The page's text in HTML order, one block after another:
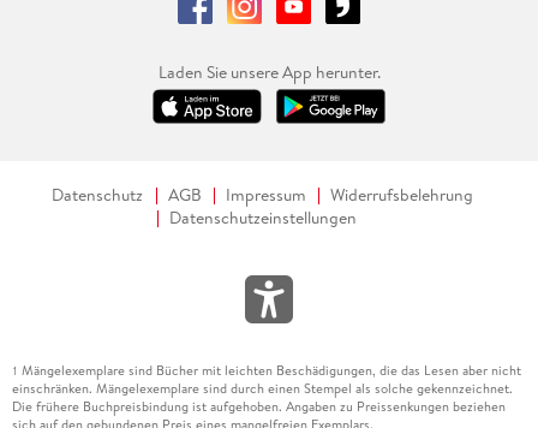
Laden Sie unsere App herunter.
Datenschutz AGB Impressum
Widerrufsbelehrung
Datenschutzeinstellungen
1 Mängelexemplare sind Bücher mit leichten Beschädigungen, die das Lesen aber nicht
einschränken. Mängelexemplare sind durch einen Stempel als solche gekennzeichnet.
Die frühere Buchpreisbindung ist aufgehoben. Angaben zu Preissenkungen beziehen